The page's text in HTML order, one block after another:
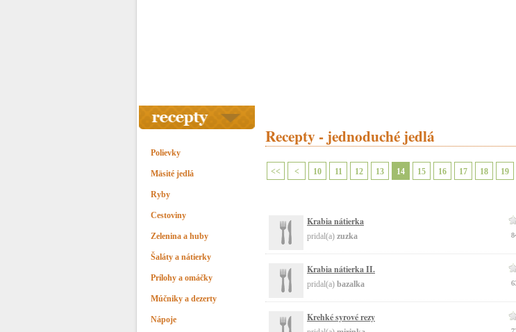
Polievky
Mäsité jedlá
Ryby
Cestoviny
Zelenina a huby
Šaláty a nátierky
Prílohy a omáčky
Múčniky a dezerty
Nápoje
Recepty - jednoduché jedlá
<< < 10 11 12 13 14 15 16 17 18 19
Krabia nátierka
pridal(a) zuzka
Krabia nátierka II.
pridal(a) bazalka
Krehké syrové rezy